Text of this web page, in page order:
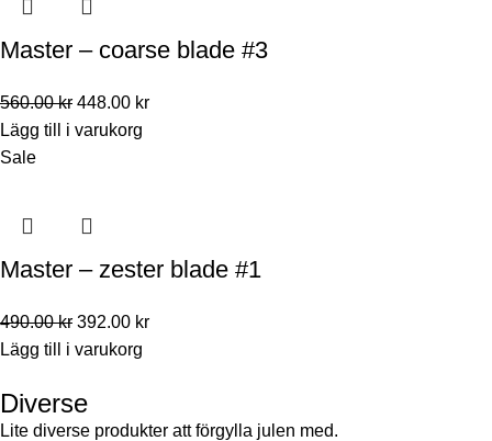
Master – coarse blade #3
560.00kr 448.00 kr
Lägg till i varukorg
Sale
Master – zester blade #1
490.00kr 392.00 kr
Lägg till i varukorg
Diverse
Lite diverse produkter att förgylla julen med.